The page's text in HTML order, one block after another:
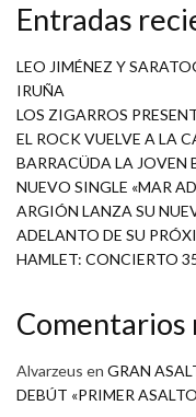
Entradas
LEO JIMÉNEZ Y
IRUÑA
LOS ZIGARROS
EL ROCK VUELVE A LA
BARRACÜDA LA JOVEN
NUEVO SINGLE «MAR
ARGIÓN LANZA SU
ADELANTO DE SU
HAMLET: CONCIERTO
Comentarios
Alvarzeus en GRAN
DEBÚT «PRIMER